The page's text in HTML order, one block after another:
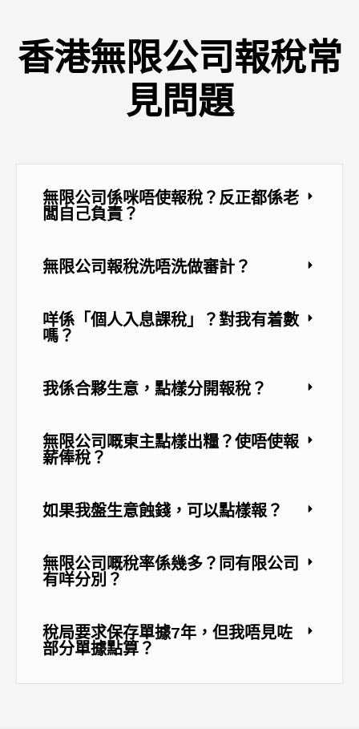
香港無限公司報稅常
見問題
無限公司係咪唔使報稅？反正都係老
闆自己負責？
無限公司報稅洗唔洗做審計？
咩係「個人入息課稅」？對我有着數
嗎？
我係合夥生意，點樣分開報稅？
無限公司嘅東主點樣出糧？使唔使報
薪俸稅？
如果我盤生意蝕錢，可以點樣報？
無限公司嘅稅率係幾多？同有限公司
有咩分別？
稅局要求保存單據7年，但我唔見咗
部分單據點算？